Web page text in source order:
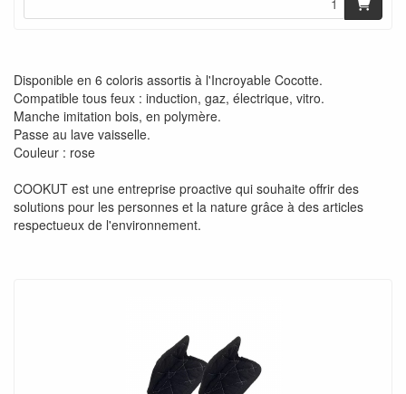
Disponible en 6 coloris assortis à l'Incroyable Cocotte.
Compatible tous feux : induction, gaz, électrique, vitro.
Manche imitation bois, en polymère.
Passe au lave vaisselle.
Couleur : rose
COOKUT est une entreprise proactive qui souhaite offrir des
solutions pour les personnes et la nature grâce à des articles
respectueux de l'environnement.